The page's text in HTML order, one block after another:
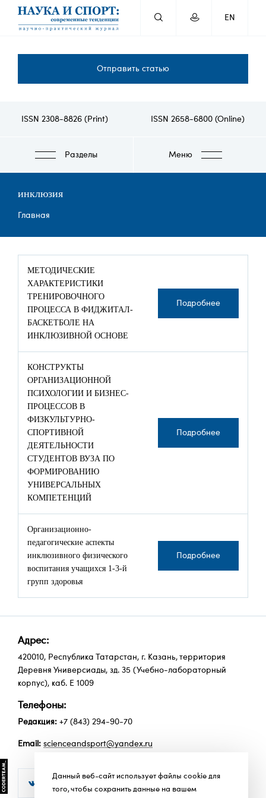
Перейти
основному
EN
Отправить статью
ISSN 2308-8826 (Print) ISSN 2658-6800 (Online)
Разделы Меню
инклюзия
Строка
Главная
МЕТОДИЧЕСКИЕ
ХАРАКТЕРИСТИКИ
ТРЕНИРОВОЧНОГО
ПРОЦЕССА В ФИДЖИТАЛ-
БАСКЕТБОЛЕ НА
ИНКЛЮЗИВНОЙ ОСНОВЕ
Подробнее
КОНСТРУКТЫ
ОРГАНИЗАЦИОННОЙ
ПСИХОЛОГИИ И БИЗНЕС-
ПРОЦЕССОВ В
ФИЗКУЛЬТУРНО-
СПОРТИВНОЙ
ДЕЯТЕЛЬНОСТИ
СТУДЕНТОВ ВУЗА ПО
ФОРМИРОВАНИЮ
УНИВЕРСАЛЬНЫХ
КОМПЕТЕНЦИЙ
Подробнее
Организационно-
педагогические аспекты
инклюзивного физического
воспитания учащихся 1-3-й
групп здоровья
Подробнее
Адрес:
420010, Республика Татарстан, г. Казань, территория
Деревня Универсиады, зд. 35 (Учебно-лабораторный
корпус), каб. Е 1009
Телефоны:
Редакция: +7 (843) 294-90-70
Email: scienceandsport@yandex.ru

Данный веб-сайт использует файлы cookie для
того, чтобы сохранить данные на вашем